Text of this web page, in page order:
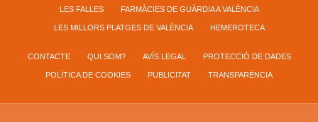
LES FALLES FARMÀCIES DE GUÀRDIA A VALÈNCIA
LES MILLORS PLATGES DE VALÈNCIA HEMEROTECA
CONTACTE QUI SOM? AVÍS LEGAL PROTECCIÓ DE DADES
POLÍTICA DE COOKIES PUBLICITAT TRANSPARÈNCIA